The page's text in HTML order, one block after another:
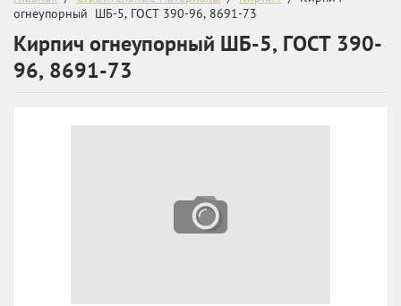
огнеупорный  ШБ-5, ГОСТ 390-96, 8691-73
Кирпич огнеупорный ШБ-5, ГОСТ 390-
96, 8691-73